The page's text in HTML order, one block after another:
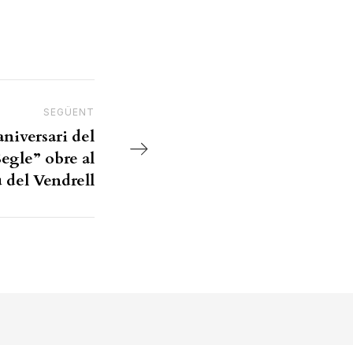
SEGÜENT
del
obre al
del Vendrell